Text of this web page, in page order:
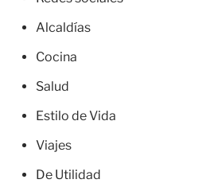
Alcaldías
Cocina
Salud
Estilo de Vida
Viajes
De Utilidad